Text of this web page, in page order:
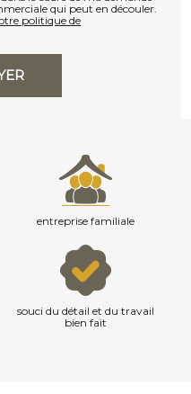
qui peut en découler.
politique de
entreprise familiale
souci du détail et du travail
bien fait